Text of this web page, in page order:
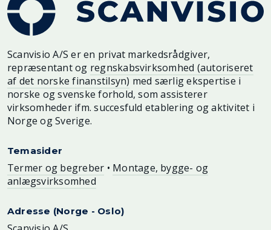
Scanvisio A/S er en privat markedsrådgiver,
repræsentant og regnskabsvirksomhed (autoriseret
af det norske finanstilsyn) med særlig ekspertise i
norske og svenske forhold, som assisterer
virksomheder ifm. succesfuld etablering og aktivitet i
Norge og Sverige.
Temasider
Termer og begreber • Montage, bygge- og
anlægsvirksomhed
Adresse (Norge - Oslo)